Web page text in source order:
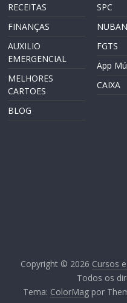
RECEITAS
FINANÇAS
AUXILIO
EMERGENCIAL
MELHORES
CARTOES
BLOG
SPC
FGTS
App
CAIXA
Copyright © 2026 Cursos
Todos os
Tema: ColorMag por